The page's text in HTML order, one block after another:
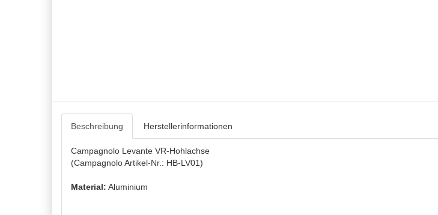
Beschreibung Herstellerinformationen
Campagnolo Levante VR-Hohlachse
(Campagnolo Artikel-Nr.: HB-LV01)
Material: Aluminium